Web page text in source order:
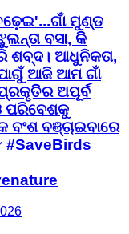
​ଗାଁ ମୁଣ୍ଡ
ବସା, କି
ଶବ୍ଦ। ଆଧୁନିକତା,
ଆଜି ଆମ ଗାଁ
ଅପୂର୍ବ
ପରିବେଶକୁ
ବଞ୍ଚାଇବାରେ
#SaveBirds